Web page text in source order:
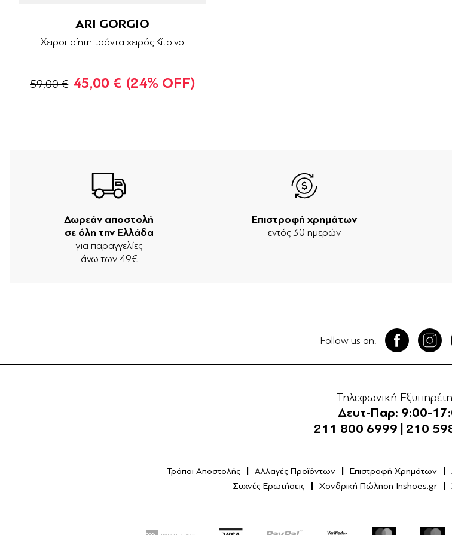
ARI GORGIO
Χειροποίητη τσάντα χειρός Κίτρινο
59,00 € 45,00 € (24% OFF)
Δωρεάν αποστολή
σε όλη την Ελλάδα
για παραγγελίες
άνω των 49€
Επιστροφή χρημάτων
εντός 30 ημερών
Follow us on:
Τηλεφωνική
Δευτ-Παρ: 9:00-
211 800 6999 | 210
Τρόποι Αποστολής Αλλαγές Προϊόντων Επιστροφή Χρημάτων
Συχνές Ερωτήσεις
Χονδρική Πώληση Inshoes.gr